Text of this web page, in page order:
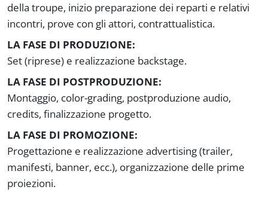
della troupe, inizio preparazione dei reparti e relativi
incontri, prove con gli attori, contrattualistica.
LA FASE DI PRODUZIONE:
Set (riprese) e realizzazione backstage.
LA FASE DI POSTPRODUZIONE:
Montaggio, color-grading, postproduzione audio,
credits, finalizzazione progetto.
LA FASE DI PROMOZIONE:
Progettazione e realizzazione advertising (trailer,
manifesti, banner, ecc.), organizzazione delle prime
proiezioni.